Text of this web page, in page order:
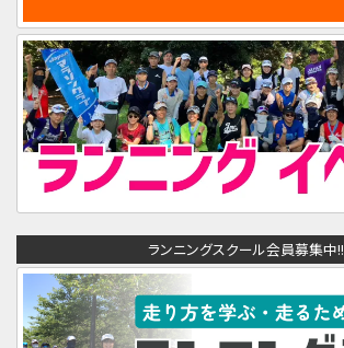
ランニングスクール会員募集中!!